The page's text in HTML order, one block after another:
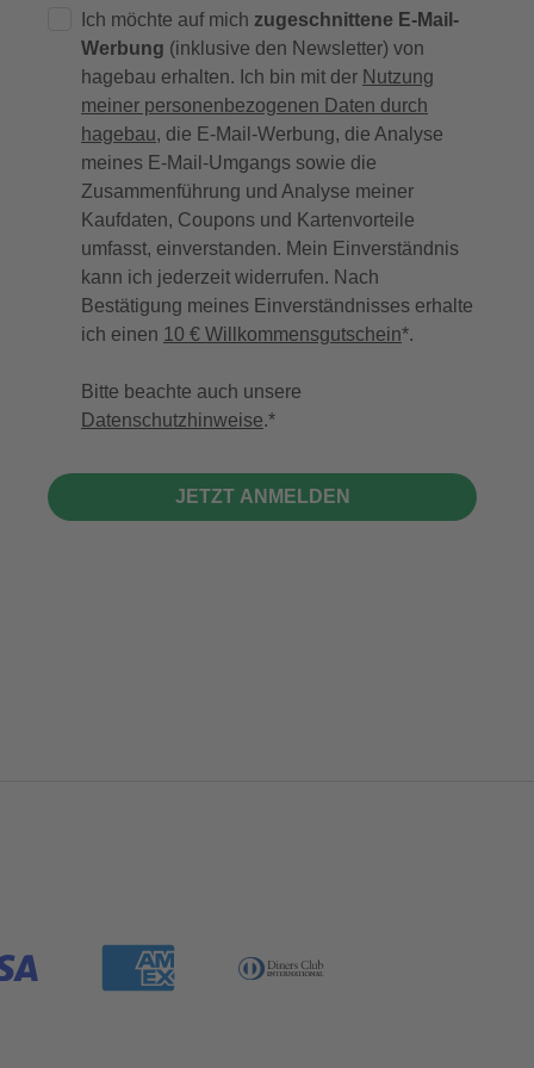
Ich möchte auf mich zugeschnittene E-Mail-
Werbung (inklusive den Newsletter) von
hagebau erhalten. Ich bin mit der Nutzung
meiner personenbezogenen Daten durch
hagebau, die E-Mail-Werbung, die Analyse
meines E-Mail-Umgangs sowie die
Zusammenführung und Analyse meiner
Kaufdaten, Coupons und Kartenvorteile
umfasst, einverstanden. Mein Einverständnis
kann ich jederzeit widerrufen. Nach
Bestätigung meines Einverständnisses erhalte
ich einen 10 € Willkommensgutschein*.
Bitte beachte auch unsere
Datenschutzhinweise.
JETZT ANMELDEN